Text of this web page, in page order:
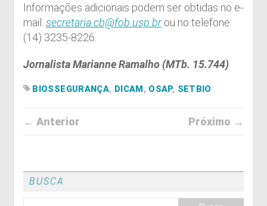
Informações adicionais podem ser obtidas no e-
mail: secretaria.cb@fob.usp.brou no telefone:
(14) 3235-8226.
Jornalista Marianne Ramalho (MTb. 15.744)
BIOSSEGURANÇA, DICAM , OSAP, SETBIO
← Anterior Próximo →
BUSCA